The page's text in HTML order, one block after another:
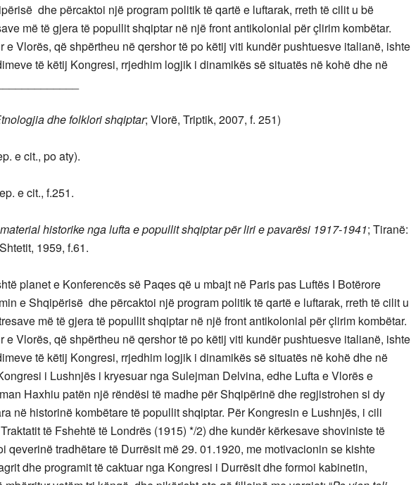
dhe përcaktoi një program politik të qartë e luftarak, rreth të cilit u bë
më të gjera të popullit shqiptar në një front antikolonial për çlirim kombëtar.
e Vlorës, që shpërtheu në qershor të po këtij viti kundër pushtuesve italianë, ishte
të këtij Kongresi, rrjedhim logjik i dinamikës së situatës në kohë dhe në
dhe folklori shqiptar; Vlorë, Triptik, 2007, f. 251)
e cit., po aty).
e cit., f.251.
historike nga lufta e popullit shqiptar për liri e pavarësi 1917-1941; Tiranë:
1959, f.61.
planet e Konferencës së Paqes që u mbajt në Paris pas Luftës I Botërore
e Shqipërisë dhe përcaktoi një program politik të qartë e luftarak, rreth të cilit u
më të gjera të popullit shqiptar në një front antikolonial për çlirim kombëtar.
e Vlorës, që shpërtheu në qershor të po këtij viti kundër pushtuesve italianë, ishte
të këtij Kongresi, rrjedhim logjik i dinamikës së situatës në kohë dhe në
i Lushnjës i kryesuar nga Sulejman Delvina, edhe Lufta e Vlorës e
Haxhiu patën një rëndësi të madhe për Shqipërinë dhe regjistrohen si dy
në historinë kombëtare të popullit shqiptar. Për Kongresin e Lushnjës, i cili
të Fshehtë të Londrës (1915) */2) dhe kundër kërkesave shoviniste të
qeverinë tradhëtare të Durrësit më 29. 01.1920, me motivacionin se kishte
dhe programit të caktuar nga Kongresi i Durrësit dhe formoi kabinetin,